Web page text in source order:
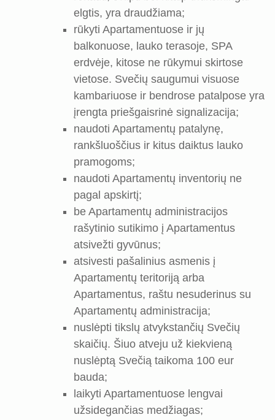
elgtis, yra draudžiama;
rūkyti Apartamentuose ir jų
balkonuose, lauko terasoje, SPA
erdvėje, kitose ne rūkymui skirtose
vietose. Svečių saugumui visuose
kambariuose ir bendrose patalpose yra
įrengta priešgaisrinė signalizacija;
naudoti Apartamentų patalynę,
rankšluoščius ir kitus daiktus lauko
pramogoms;
naudoti Apartamentų inventorių ne
pagal apskirtį;
be Apartamentų administracijos
rašytinio sutikimo į Apartamentus
atsivežti gyvūnus;
atsivesti pašalinius asmenis į
Apartamentų teritoriją arba
Apartamentus, raštu nesuderinus su
Apartamentų administracija;
nuslėpti tikslų atvykstančių Svečių
skaičių. Šiuo atveju už kiekvieną
nuslėptą Svečią taikoma 100 eur
bauda;
laikyti Apartamentuose lengvai
užsidegančias medžiagas;